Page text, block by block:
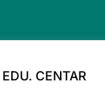
EDU. CENTAR